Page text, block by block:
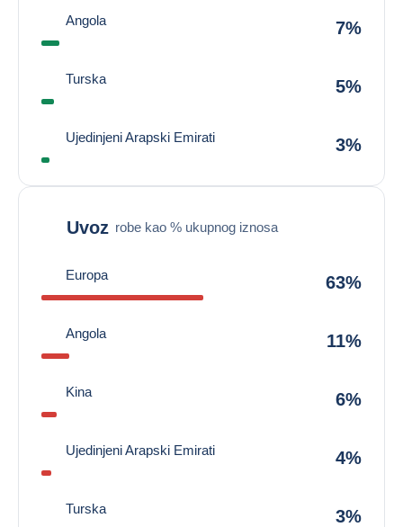
Angola 7%
Turska 5%
Ujedinjeni Arapski Emirati 3%
Uvoz robe kao % ukupnog iznosa
Europa 63%
Angola 11%
Kina 6%
Ujedinjeni Arapski Emirati 4%
Turska 3%